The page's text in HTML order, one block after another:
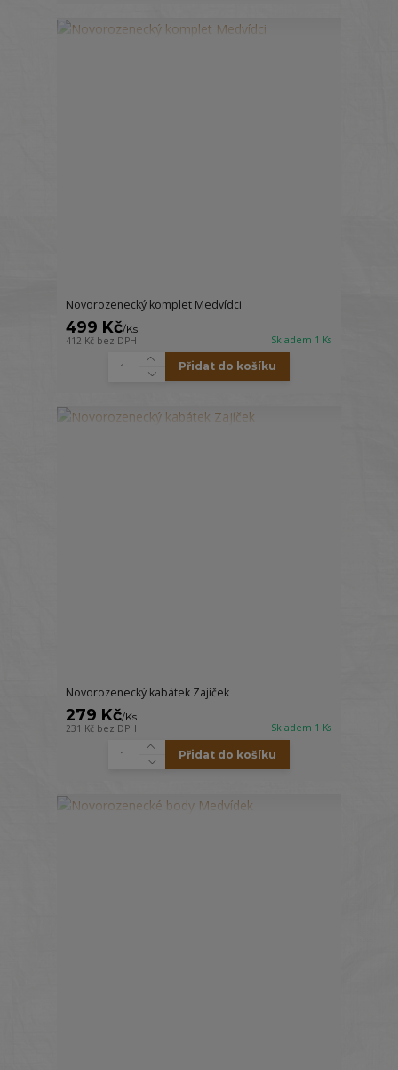
Novorozenecký komplet Medvídci
499 Kč/Ks
412 Kč bez DPH Skladem 1 Ks
Přidat do košíku
Novorozenecký kabátek Zajíček
279 Kč/Ks
231 Kč bez DPH Skladem 1 Ks
Přidat do košíku